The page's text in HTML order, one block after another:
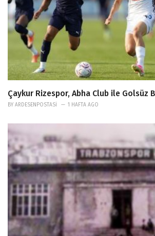
Çaykur Rizespor, Abha Club ile Golsüz
BY ARDESENPOSTASI 1 HAFTA AGO